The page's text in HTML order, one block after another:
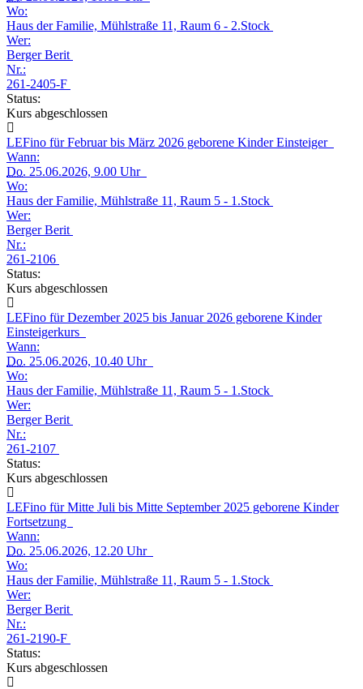
Wo:
Haus der Familie, Mühlstraße 11, Raum 6 - 2.Stock
Wer:
Berger Berit
Nr.:
261-2405-F
Status:
Kurs abgeschlossen
LEFino für Februar bis März 2026 geborene Kinder Einsteiger
Wann:
Do. 25.06.2026, 9.00 Uhr
Wo:
Haus der Familie, Mühlstraße 11, Raum 5 - 1.Stock
Wer:
Berger Berit
Nr.:
261-2106
Status:
Kurs abgeschlossen
LEFino für Dezember 2025 bis Januar 2026 geborene Kinder
Einsteigerkurs
Wann:
Do. 25.06.2026, 10.40 Uhr
Wo:
Haus der Familie, Mühlstraße 11, Raum 5 - 1.Stock
Wer:
Berger Berit
Nr.:
261-2107
Status:
Kurs abgeschlossen
LEFino für Mitte Juli bis Mitte September 2025 geborene Kinder
Fortsetzung
Wann:
Do. 25.06.2026, 12.20 Uhr
Wo:
Haus der Familie, Mühlstraße 11, Raum 5 - 1.Stock
Wer:
Berger Berit
Nr.:
261-2190-F
Status:
Kurs abgeschlossen